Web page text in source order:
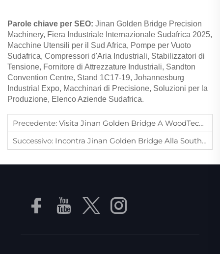
Parole chiave per SEO: Jinan Golden Bridge Precision
Machinery, Fiera Industriale Internazionale Sudafrica 2025,
Macchine Utensili per il Sud Africa, Pompe per Vuoto
Sudafrica, Compressori d'Aria Industriali, Stabilizzatori di
Tensione, Fornitore di Attrezzature Industriali, Sandton
Convention Centre, Stand 1C17-19, Johannesburg
Industrial Expo, Macchinari di Precisione, Soluzioni per la
Produzione, Elenco Aziende Sudafrica.
Precedente: Visita Jinan Golden Bridge A WoodTech Turkey 2025 | Demo Dal Vivo Allo Stand 1204
Successivo: Incontra Jinan Golden Bridge Alla South Africa International Industrial Expo 2025 – Stand 1C17-19